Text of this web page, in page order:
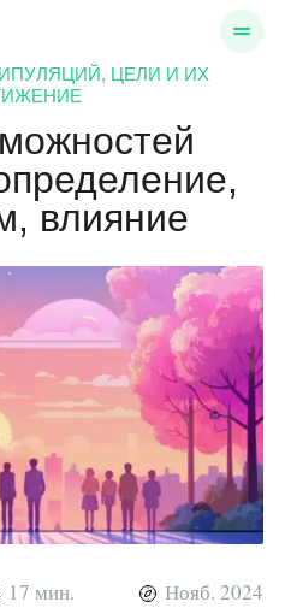
ЦЕЛИ И ИХ
влияние
17 мин. Нояб. 2024